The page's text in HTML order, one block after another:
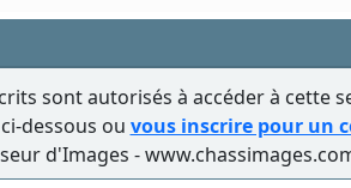
sont autorisés à accéder à cette
dessous ou vous inscrire pour un
d'Images -